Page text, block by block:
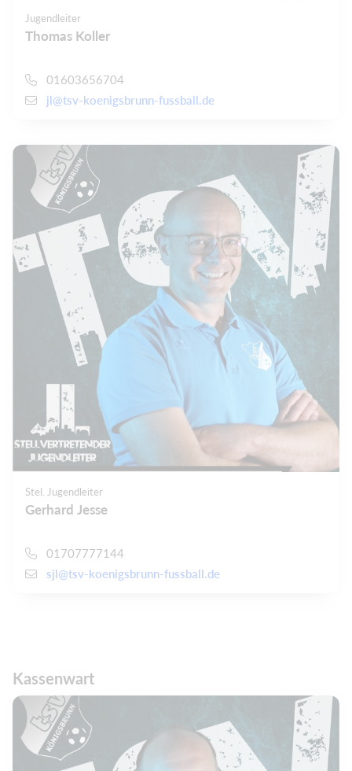
Jugendleiter
Thomas Koller
01603656704
jl@tsv-koenigsbrunn-fussball.de
Stel. Jugendleiter
Gerhard Jesse
01707777144
sjl@tsv-koenigsbrunn-fussball.de
Kassenwart